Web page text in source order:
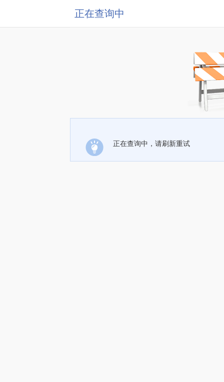
正在查询中
正在查询中，请刷新重试